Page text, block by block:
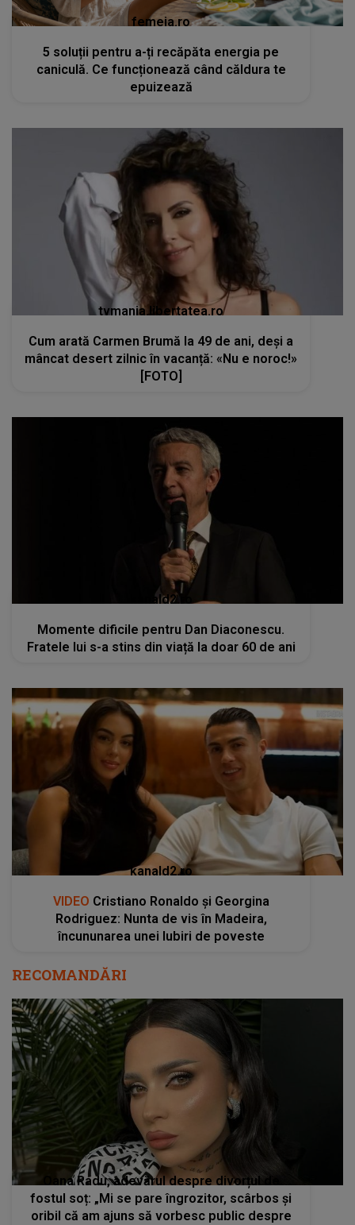
femeia.ro
5 soluții pentru a-ți recăpăta energia pe
caniculă. Ce funcționează când căldura te
epuizează
tvmania.libertatea.ro
Cum arată Carmen Brumă la 49 de ani, deși a
mâncat desert zilnic în vacanță: «Nu e noroc!»
[FOTO]
kanald2.ro
Momente dificile pentru Dan Diaconescu.
Fratele lui s-a stins din viață la doar 60 de ani
kanald2.ro
VIDEO Cristiano Ronaldo și Georgina
Rodriguez: Nunta de vis în Madeira,
încununarea unei Iubiri de poveste
RECOMANDĂRI
Oana Radu, adevărul despre divorțul de
fostul soț: „Mi se pare îngrozitor, scârbos și
oribil că am ajuns să vorbesc public despre